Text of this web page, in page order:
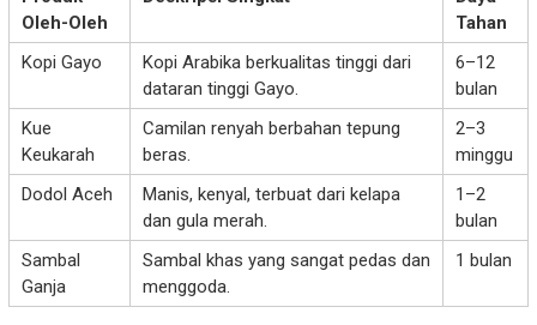
Oleh-Oleh
Tahan
Kopi Gayo
Kopi Arabika berkualitas tinggi dari
dataran tinggi Gayo.
6–12
bulan
Kue
Keukarah
Camilan renyah berbahan tepung
beras.
2–3
minggu
Dodol Aceh
Manis, kenyal, terbuat dari kelapa
dan gula merah.
1–2
bulan
Sambal
Ganja
Sambal khas yang sangat pedas dan
menggoda.
1 bulan